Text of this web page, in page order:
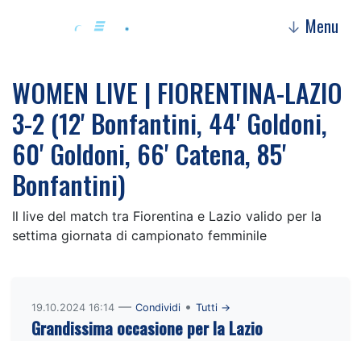
↓ Menu
WOMEN LIVE | FIORENTINA-LAZIO
3-2 (12' Bonfantini, 44' Goldoni,
60' Goldoni, 66' Catena, 85'
Bonfantini)
Il live del match tra Fiorentina e Lazio valido per la
settima giornata di campionato femminile
19.10.2024 16:14 — Condividi • Tutti →
Grandissima occasione per la Lazio